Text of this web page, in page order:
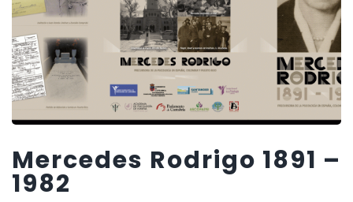
Mercedes Rodrigo 1891 –
1982